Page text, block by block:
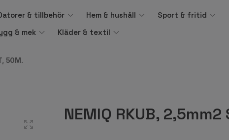
& tillbehör Hem & hushåll
Sport & fritid
& mek
Kläder & textil
50M.
NEMIQ RKUB,